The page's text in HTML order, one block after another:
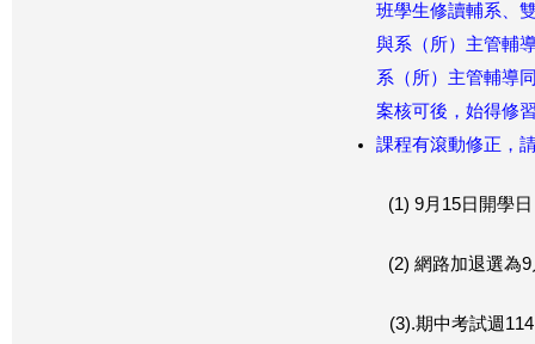
班學生修讀輔系、
與系（所） 主管輔
系（所） 主管輔導
案核可後，始得修
課程有滾動修正，
(1) 9月15日開學日
(2) 網路加退選為
(3).期中考試週